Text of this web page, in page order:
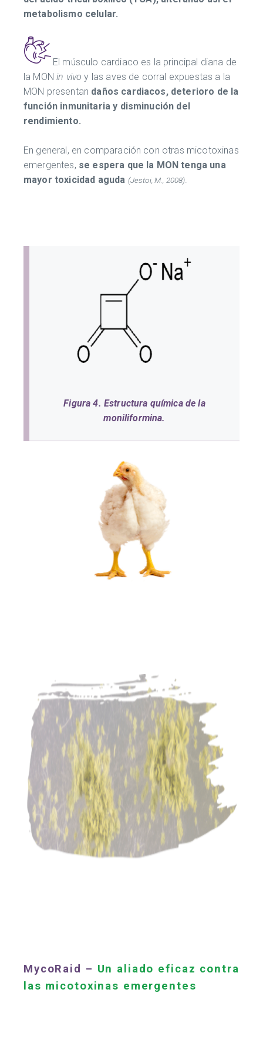
metabolismo celular.
El músculo cardiaco es la principal diana de
la MONin vivo y las aves de corral expuestas a la
MON presentan daños cardiacos, deterioro de la
función inmunitaria y disminución del
rendimiento.
En general, en comparación con otras micotoxinas
emergentes, se espera que la MON tenga una
mayor toxicidad aguda (Jestoi, M., 2008).
Figura 4. Estructura química de la
moniliformina.
MycoRaid – Un aliado eficaz contra
las micotoxinas emergentes